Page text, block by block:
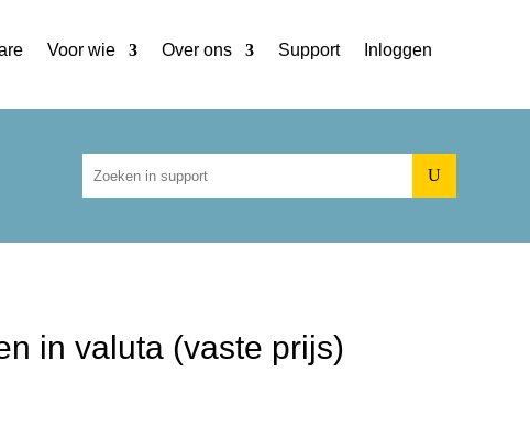
Voor wie Over ons Support Inloggen
U
in valuta (vaste prijs)